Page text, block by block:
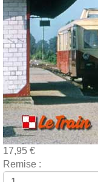
17,95 €
Remise :